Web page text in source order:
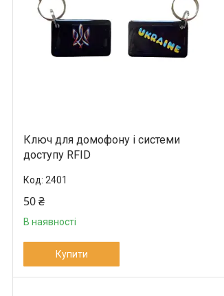
Ключ для домофону і системи
доступу RFID
2401
50 ₴
В наявності
Купити